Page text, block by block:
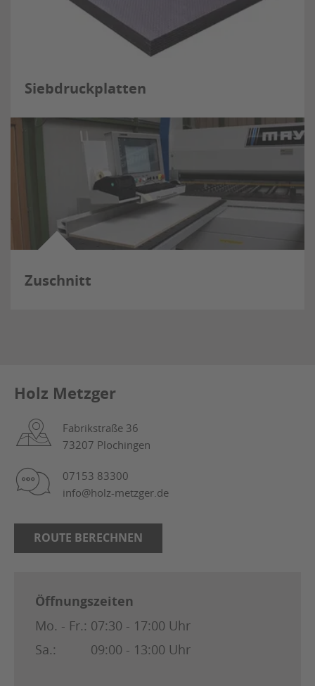
Siebdruckplatten
Zuschnitt
Holz Metzger
Fabrikstraße 36
73207 Plochingen
07153 83300
info@holz-metzger.de
ROUTE BERECHNEN
Öffnungszeiten
Mo. - Fr.: 07:30 - 17:00 Uhr
Sa.:
09:00 - 13:00 Uhr